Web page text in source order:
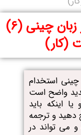
اصطلاحات تجاری و کاری در زبان چینی (۶)
(کار)
استخدام
واضح است
اینکه باید
دهید و ترجمه
و می تواند در